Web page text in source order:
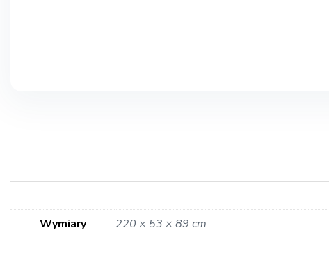
Wymiary 220 × 53 × 89 cm